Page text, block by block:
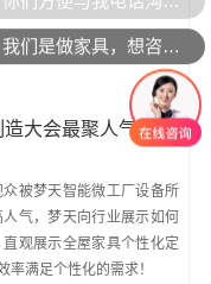
造大会最聚人气参展
被梦天智能微工厂设备所
气，梦天向行业展示如何
观展示全屋家具个性化定
满足个性化的需求！